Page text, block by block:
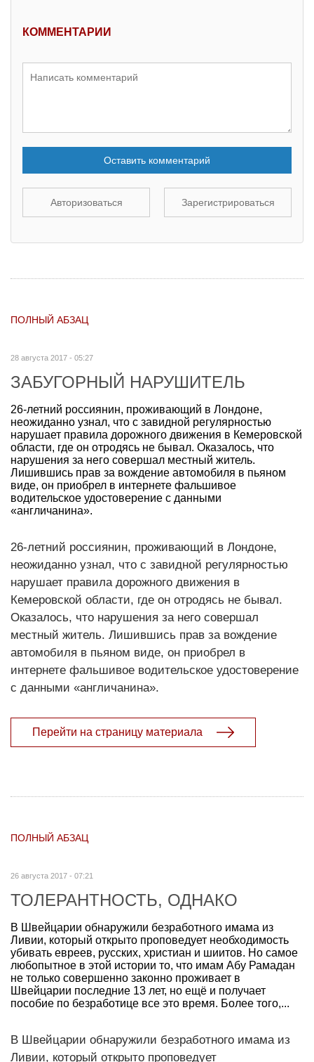
КОММЕНТАРИИ
Оставить комментарий
Авторизоваться Зарегистрироваться
ПОЛНЫЙ АБЗАЦ
28 августа 2017 - 05:27
ЗАБУГОРНЫЙ НАРУШИТЕЛЬ
26-летний россиянин, проживающий в Лондоне,
неожиданно узнал, что с завидной регулярностью
нарушает правила дорожного движения в Кемеровской
области, где он отродясь не бывал. Оказалось, что
нарушения за него совершал местный житель.
Лишившись прав за вождение автомобиля в пьяном
виде, он приобрел в интернете фальшивое
водительское удостоверение с данными
«англичанина».
26-летний россиянин, проживающий в Лондоне,
неожиданно узнал, что с завидной регулярностью
нарушает правила дорожного движения в
Кемеровской области, где он отродясь не бывал.
Оказалось, что нарушения за него совершал
местный житель. Лишившись прав за вождение
автомобиля в пьяном виде, он приобрел в
интернете фальшивое водительское удостоверение
с данными «англичанина».
Перейти на страницу материала
ПОЛНЫЙ АБЗАЦ
26 августа 2017 - 07:21
ТОЛЕРАНТНОСТЬ, ОДНАКО
В Швейцарии обнаружили безработного имама из
Ливии, который открыто проповедует необходимость
убивать евреев, русских, христиан и шиитов. Но самое
любопытное в этой истории то, что имам Абу Рамадан
не только совершенно законно проживает в
Швейцарии последние 13 лет, но ещё и получает
пособие по безработице все это время. Более того,...
В Швейцарии обнаружили безработного имама из
Ливии, который открыто проповедует